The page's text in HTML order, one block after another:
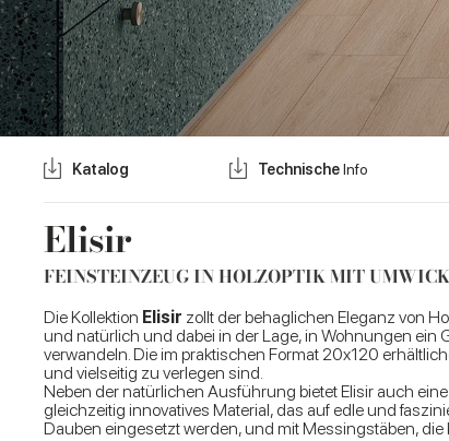
Elisir
FEINSTEINZEUG IN HOLZOPTIK MIT
Katalog TechnischeInfo
Die Kollektion Elisir zollt der behaglichen Eleganz von
und natürlich und dabei in der Lage, in Wohnungen
verwandeln. Die im praktischen Format 20x120
und vielseitig zu verlegen sind.
Neben der natürlichen Ausführung bietet Elisir auch
gleichzeitig innovatives Material, das auf edle und
Dauben eingesetzt werden, und mit Messingstäben,